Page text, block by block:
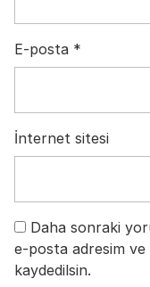
E-posta *
İnternet sitesi
Daha sonraki
e-posta adresim ve
kaydedilsin.